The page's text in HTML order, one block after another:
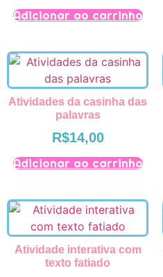
Adicionar ao carrinho
Atividades da casinha das
palavras
R$14,00
Adicionar ao carrinho
Atividade interativa com
texto fatiado